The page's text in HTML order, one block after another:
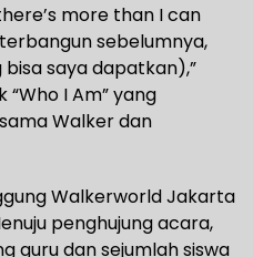
more than I can
sebelumnya,
saya dapatkan),”
I Am” yang
Walker dan
Walkerworld Jakarta
penghujung acara,
guru dan sejumlah siswa